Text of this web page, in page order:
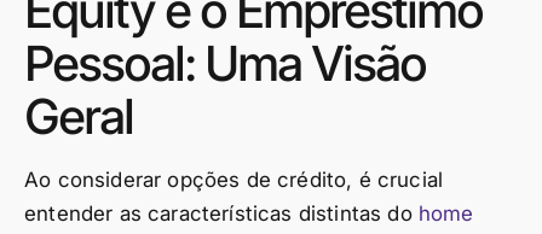
Pessoal: Uma Visão
Geral
Ao considerar opções de crédito, é crucial
entender as características distintas do home